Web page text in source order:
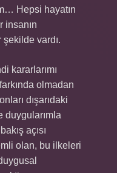
Hepsi hayatın
insanın
vardı.
kararlarımı
olmadan
dışarıdaki
duygularımla
açısı
olan, bu ilkeleri